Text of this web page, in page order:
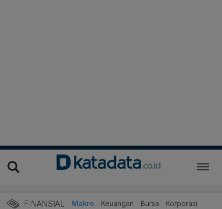
FINANSIAL Makro Keuangan Bursa Korporasi